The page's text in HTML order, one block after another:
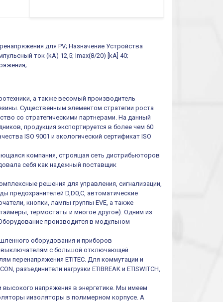
для PV; Назначение Устройства
ток (kA) 12,5; Imax(8/20) [kA] 40;
а также весомый производитель
Существенным элементом стратегии роста
со стратегическими партнерами. На данный
продукция экспортируется в более чем 60
ISO 9001 и экологический сертификат ISO
компания, строящая сеть дистрибьюторов
себя как надежный поставщик
решения для управления, сигнализации,
предохранителей D,D0,C, автоматические
кнопки, лампы группы EVE, а также
термостаты и многое другое). Одним из
производится в модульном
оборудования и приборов
выключателям с большой отключающей
перенапряжения ETITEC. Для коммутации и
разъединители нагрузки ETIBREAK и ETISWITCH,
высокого напряжения в энергетике. Мы имеем
иизоляторы в полимерном корпусе. А